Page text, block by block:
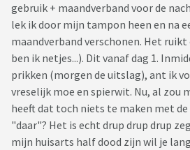
gebruik + maandverband voor de
lek ik door mijn tampon heen en na
maandverband verschonen. Het
ben ik netjes...). Dit vanaf dag 1.
prikken (morgen de uitslag), ant ik
vreselijk moe en spierwit. Nu, al zou
heeft dat toch niets te maken met
"daar"? Het is echt drup drup drup
mijn huisarts half dood zijn wil je